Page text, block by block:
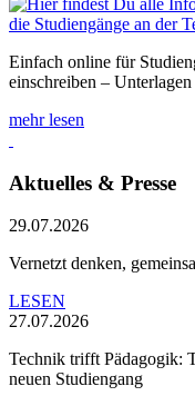
Einfach online für
einschreiben –
mehr lesen
Aktuelles & Presse
29.07.2026
Vernetzt denken,
LESEN
27.07.2026
Technik trifft Pädagogik:
neuen Studiengang